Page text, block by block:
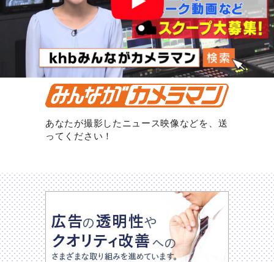
あなたが撮影したニュース映像などを、送
ってください！